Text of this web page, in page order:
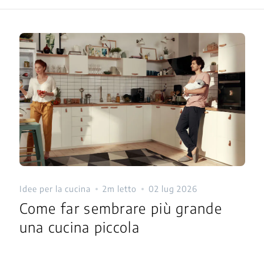
Idee per la cucina 2m letto 02 lug 2026
Come far sembrare più grande
una cucina piccola